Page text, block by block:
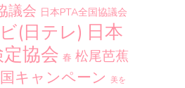
議会 日本PTA全国協議会
(日テレ) 日本
協会 春 松尾芭蕉
キャンペーン 美を